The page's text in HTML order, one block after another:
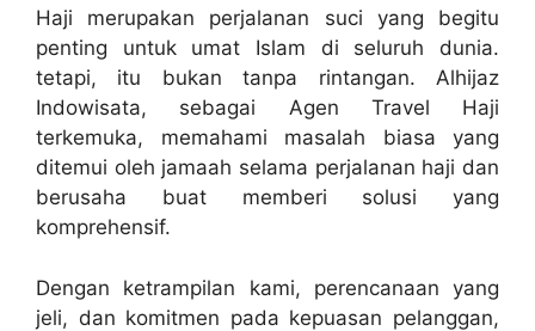
Haji merupakan perjalanan suci yang begitu
penting untuk umat Islam di seluruh dunia.
tetapi, itu bukan tanpa rintangan. Alhijaz
Indowisata, sebagai Agen Travel Haji
terkemuka, memahami masalah biasa yang
ditemui oleh jamaah selama perjalanan haji dan
berusaha buat memberi solusi yang
komprehensif.
Dengan ketrampilan kami, perencanaan yang
jeli, dan komitmen pada kepuasan pelanggan,